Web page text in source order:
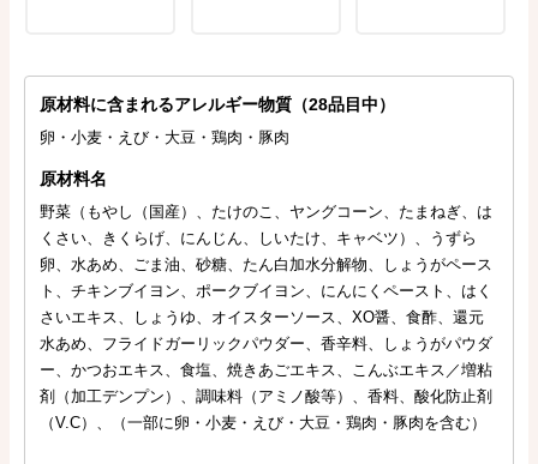
原材料に含まれるアレルギー物質（28品目中）
卵・小麦・えび・大豆・鶏肉・豚肉
原材料名
野菜（もやし（国産）、たけのこ、ヤングコーン、たまねぎ、は
くさい、きくらげ、にんじん、しいたけ、キャベツ）、うずら
卵、水あめ、ごま油、砂糖、たん白加水分解物、しょうがペース
ト、チキンブイヨン、ポークブイヨン、にんにくペースト、はく
さいエキス、しょうゆ、オイスターソース、XO醤、食酢、還元
水あめ、フライドガーリックパウダー、香辛料、しょうがパウダ
ー、かつおエキス、食塩、焼きあごエキス、こんぶエキス／増粘
剤（加工デンプン）、調味料（アミノ酸等）、香料、酸化防止剤
（V.C）、（一部に卵・小麦・えび・大豆・鶏肉・豚肉を含む）